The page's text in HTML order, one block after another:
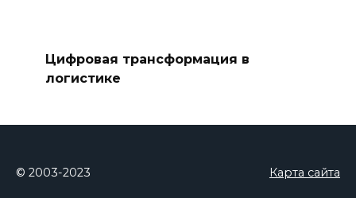
Цифровая трансформация в
логистике
© 2003-2023 Карта сайта